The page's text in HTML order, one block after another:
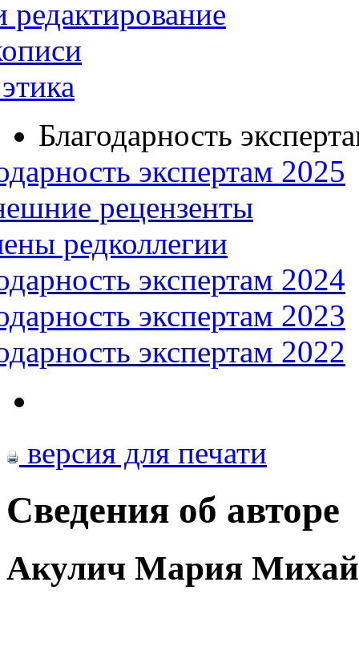
редактирование
Благодарность
экспертам 2025
рецензенты
редколлегии
экспертам 2024
экспертам 2023
экспертам 2022
версия для печати
Сведения об авторе
Акулич Мария